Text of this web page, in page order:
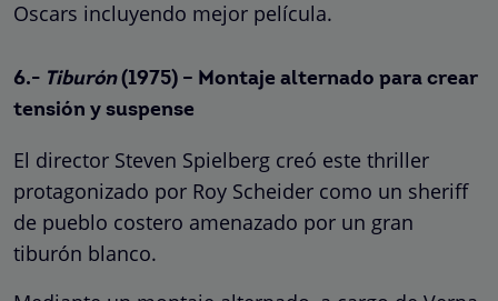
Oscars incluyendo mejor película.
6.- Tiburón(1975) – Montaje alternado para crear
tensión y suspense
El director Steven Spielberg creó este thriller
protagonizado por Roy Scheider como un sheriff
de pueblo costero amenazado por un gran
tiburón blanco.